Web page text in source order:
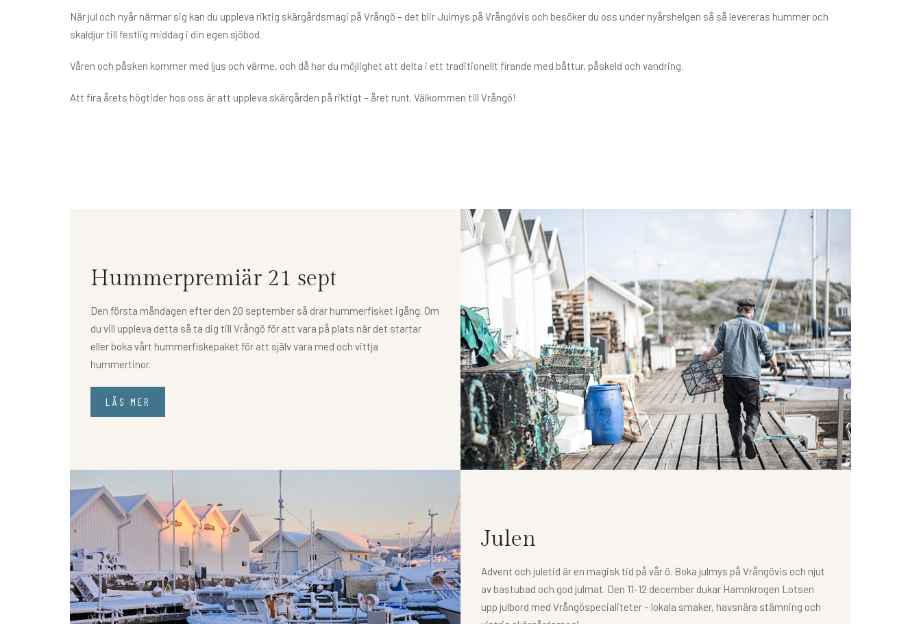
När jul och nyår närmar sig kan du uppleva riktig skärgårdsmagi på Vrångö – det blir Julmys på Vrångövis och besöker du oss under nyårshelgen så så levereras hummer och
skaldjur till festlig middag i din egen sjöbod.
Våren och påsken kommer med ljus och värme, och då har du möjlighet att delta i ett traditionellt firande med båttur, påskeld och vandring.
Att fira årets högtider hos oss är att uppleva skärgården på riktigt – året runt. Välkommen till Vrångö!
Hummerpremiär 21 sept
Den första måndagen efter den 20 september så drar hummerfisket igång. Om
du vill uppleva detta så ta dig till Vrångö för att vara på plats när det startar
eller boka vårt hummerfiskepaket för att själv vara med och vittja
hummertinor.
LÄS MER
Julen
Advent och juletid är en magisk tid på vår ö. Boka julmys på Vrångövis och njut
av bastubad och god julmat. Den 11-12 december dukar Hamnkrogen Lotsen
upp julbord med Vrångöspecialiteter – lokala smaker, havsnära stämning och